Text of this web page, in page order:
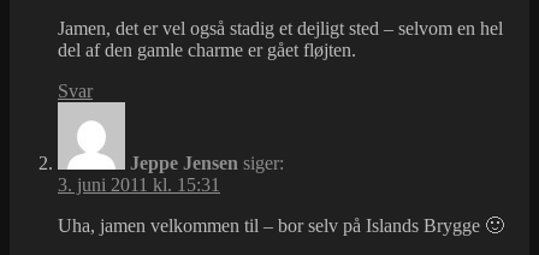
Jamen, det er vel også stadig et dejligt sted – selvom en hel
del af den gamle charme er gået fløjten.
Svar
Jeppe Jensen siger:
3. juni 2011 kl. 15:31
Uha, jamen velkommen til – bor selv på Islands Brygge 🙂